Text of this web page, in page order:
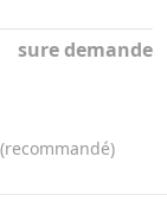
sure demande